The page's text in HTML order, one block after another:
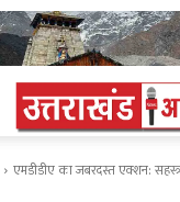
एमडीडीए का जबरदस्त एक्शन: